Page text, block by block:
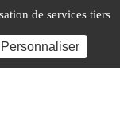
de services tiers
Personnaliser